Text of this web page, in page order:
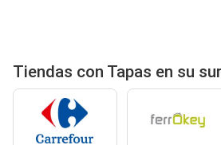
Tiendas con Tapas en su